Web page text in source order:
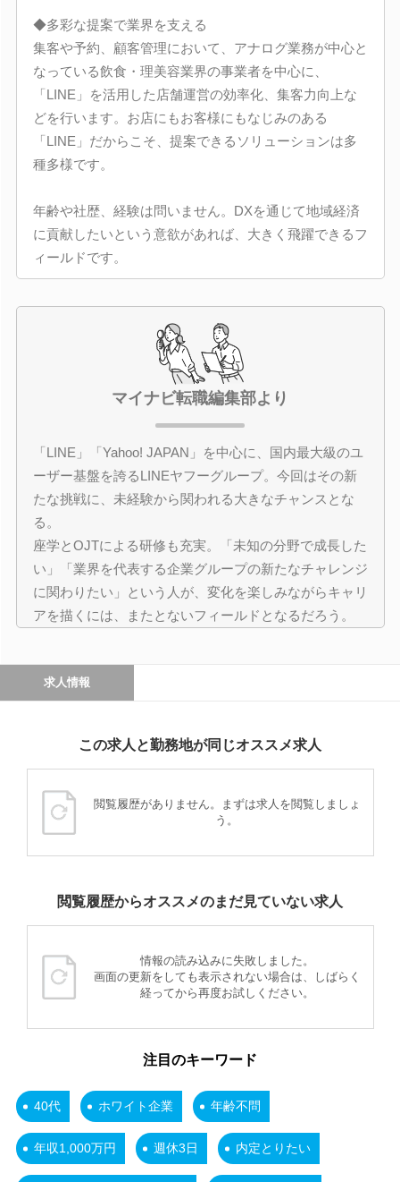
◆多彩な提案で業界を支える
集客や予約、顧客管理において、アナログ業務が中心と
なっている飲食・理美容業界の事業者を中心に、
「LINE」を活用した店舗運営の効率化、集客力向上な
どを行います。お店にもお客様にもなじみのある
「LINE」だからこそ、提案できるソリューションは多
種多様です。
年齢や社歴、経験は問いません。DXを通じて地域経済
に貢献したいという意欲があれば、大きく飛躍できるフ
ィールドです。
マイナビ転職編集部より
「LINE」「Yahoo! JAPAN」を中心に、国内最大級のユ
ーザー基盤を誇るLINEヤフーグループ。今回はその新
たな挑戦に、未経験から関われる大きなチャンスとな
る。
座学とOJTによる研修も充実。「未知の分野で成長した
い」「業界を代表する企業グループの新たなチャレンジ
に関わりたい」という人が、変化を楽しみながらキャリ
アを描くには、またとないフィールドとなるだろう。
求人情報
この求人と勤務地が同じオススメ求人
閲覧履歴がありません。まずは求人を閲覧しましょ
う。
閲覧履歴からオススメのまだ見ていない求人
情報の読み込みに失敗しました。
画面の更新をしても表示されない場合は、しばらく
経ってから再度お試しください。
注目のキーワード
40代 ホワイト企業 年齢不問
年収1,000万円 週休3日 内定とりたい